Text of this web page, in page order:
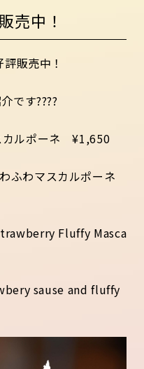
売中！
販売中！
です????
カルポーネ ¥1,650
ふわマスカルポーネ
Fluffy Masca
sause and fluffy